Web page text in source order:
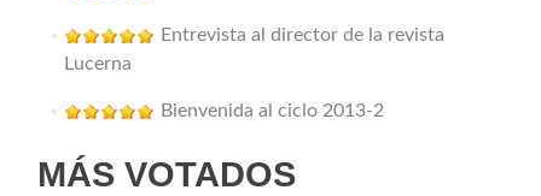
Entrevista al director de la revista
Lucerna
Bienvenida al ciclo 2013-2
MÁS VOTADOS